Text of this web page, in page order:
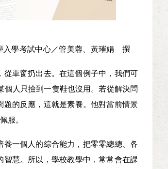
入學考試中心／管美蓉、黃璀娟 撰
車窗扔出去。在這個例子中，我們可
個人只撿到一隻鞋也沒用。若從解決問
的反應，這就是素養。他對當前情景
服。
一個人的綜合能力，把零零總總、各
慧。所以，學校教學中，常常會在課